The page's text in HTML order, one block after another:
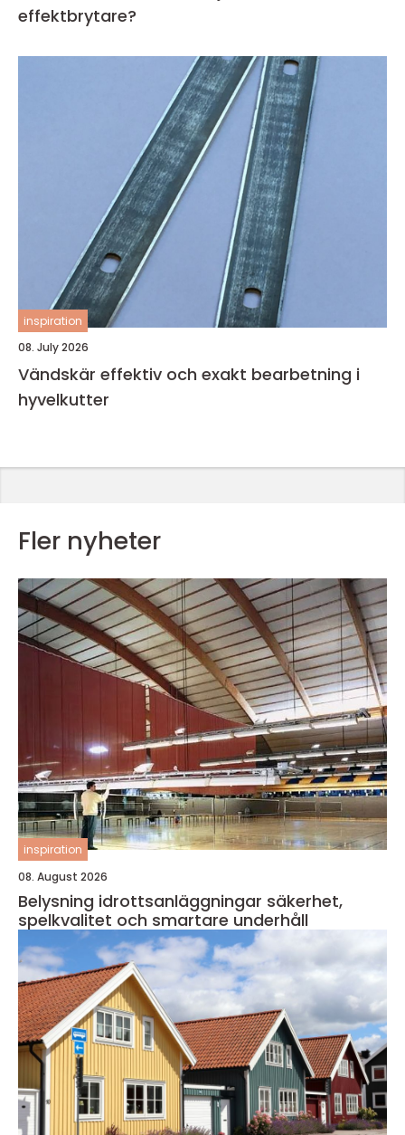
effektbrytare?
inspiration
08. July 2026
Vändskär effektiv och exakt bearbetning i
hyvelkutter
Fler nyheter
inspiration
08. August 2026
Belysning idrottsanläggningar säkerhet,
spelkvalitet och smartare underhåll